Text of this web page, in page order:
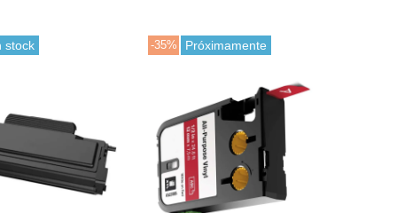
stock -35% Próximamente